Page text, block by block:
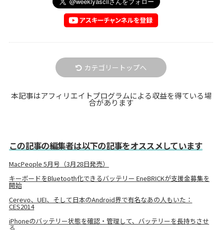
カテゴリートップへ
本記事はアフィリエイトプログラムによる収益を得ている場
合があります
この記事の編集者は以下の記事をオススメしています
MacPeople 5月号（3月28日発売）
キーボードをBluetooth化できるバッテリー EneBRICKが支援金募集を
開始
Cerevo、UEI、そして日本のAndroid界で有名なあの人もいた：
CES2014
iPhoneのバッテリー状態を確認・管理して、バッテリーを長持ちさせ
る